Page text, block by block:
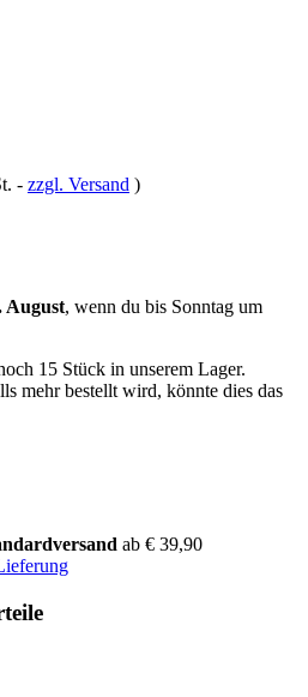
- zzgl. Versand )
August, wenn du bis Sonntag um
15 Stück in unserem Lager.
mehr bestellt wird, könnte dies das
ab € 39,90